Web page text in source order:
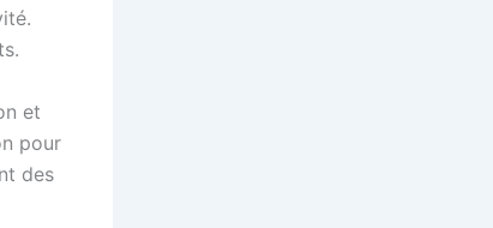
et
pour
des